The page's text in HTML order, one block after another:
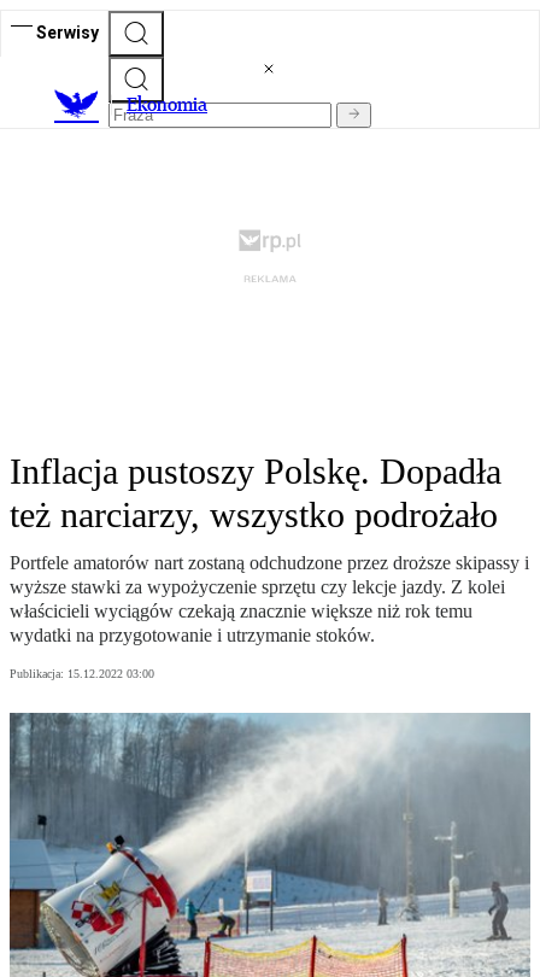
Serwisy
Ekonomia
Inflacja pustoszy Polskę. Dopadła
też narciarzy, wszystko podrożało
Portfele amatorów nart zostaną odchudzone przez droższe skipassy i
wyższe stawki za wypożyczenie sprzętu czy lekcje jazdy. Z kolei
właścicieli wyciągów czekają znacznie większe niż rok temu
wydatki na przygotowanie i utrzymanie stoków.
Publikacja: 15.12.2022 03:00